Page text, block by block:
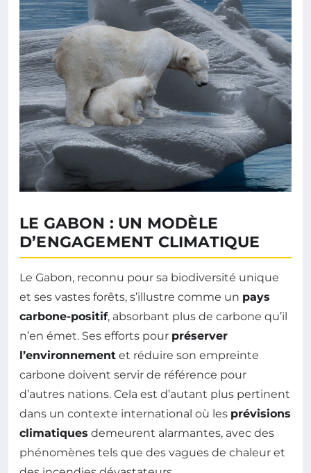
LE GABON : UN MODÈLE
D’ENGAGEMENT CLIMATIQUE
Le Gabon, reconnu pour sa biodiversité unique
et ses vastes forêts, s’illustre comme un pays
carbone-positif, absorbant plus de carbone qu’il
n’en émet. Ses efforts pour préserver
l’environnement et réduire son empreinte
carbone doivent servir de référence pour
d’autres nations. Cela est d’autant plus pertinent
dans un contexte international où les prévisions
climatiques demeurent alarmantes, avec des
phénomènes tels que des vagues de chaleur et